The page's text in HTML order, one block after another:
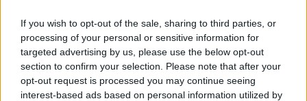
If you wish to opt-out of the sale, sharing to third parties, or
processing of your personal or sensitive information for
targeted advertising by us, please use the below opt-out
section to confirm your selection. Please note that after your
opt-out request is processed you may continue seeing
interest-based ads based on personal information utilized by
PorFacundo Caín Sagárnaga Giles
Más artículos de este autor
viernes, 22 de mayo de 2020